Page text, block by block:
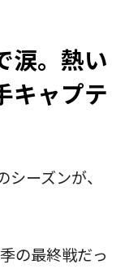
涙。熱い
キャプテ
ーズンが、
の最終戦だっ